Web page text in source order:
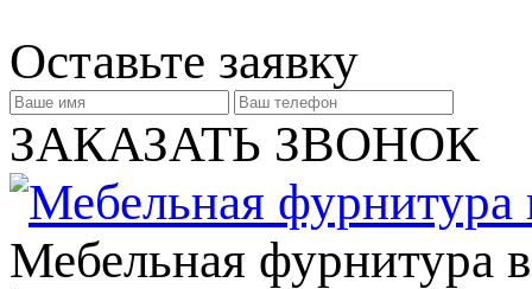
Оставьте заявку
ЗАКАЗАТЬ ЗВОНОК
Мебельная фурнитура